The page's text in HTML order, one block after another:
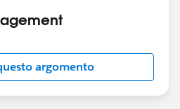
argomento